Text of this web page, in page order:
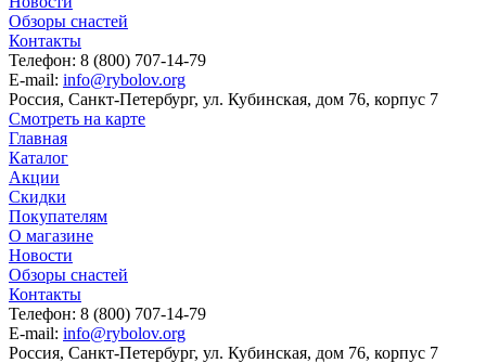
Обзоры снастей
Контакты
Телефон: 8 (800) 707-14-79
E-mail: info@rybolov.org
Россия, Санкт-Петербург, ул. Кубинская, дом 76, корпус 7
Смотреть на карте
Главная
Каталог
Акции
Скидки
Покупателям
О магазине
Новости
Обзоры снастей
Контакты
Телефон: 8 (800) 707-14-79
E-mail: info@rybolov.org
Россия, Санкт-Петербург, ул. Кубинская, дом 76, корпус 7